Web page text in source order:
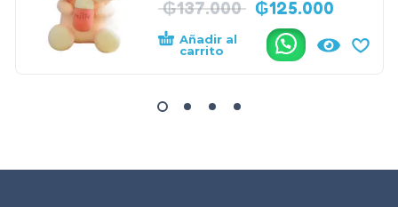
₲137.000 ₲125.000
Añadir al
carrito
.